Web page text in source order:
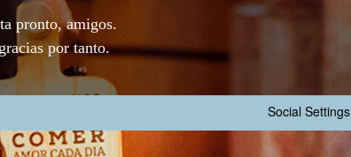
pronto, amigos.
por tanto.
Social Settings